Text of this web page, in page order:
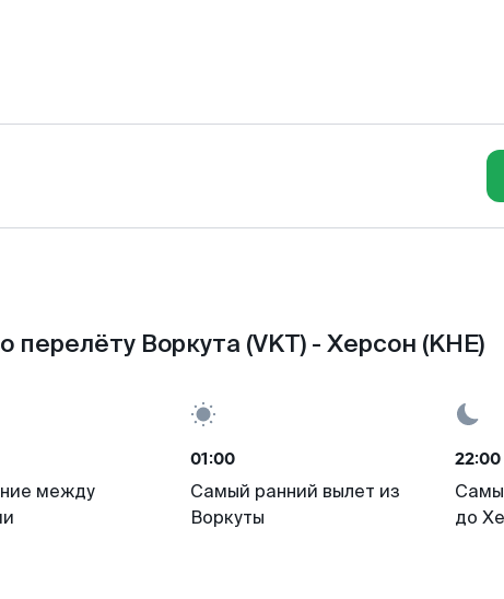
перелёту Воркута (VKT) - Херсон (KHE)
между
01:00
Самый ранний вылет из
Воркуты
22:00
до